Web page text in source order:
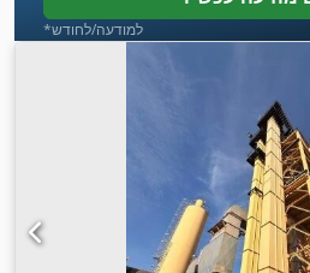
*למודעה/לחודש